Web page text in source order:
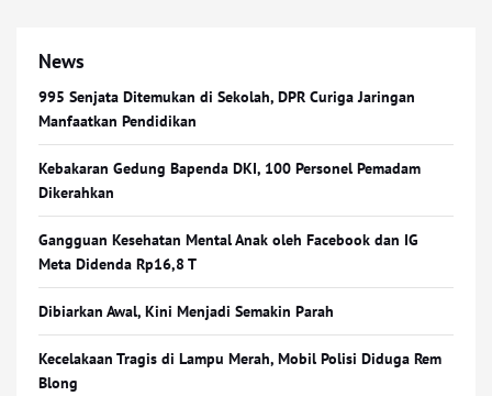
News
995 Senjata Ditemukan di Sekolah, DPR Curiga Jaringan
Manfaatkan Pendidikan
Kebakaran Gedung Bapenda DKI, 100 Personel Pemadam
Dikerahkan
Gangguan Kesehatan Mental Anak oleh Facebook dan IG
Meta Didenda Rp16,8 T
Dibiarkan Awal, Kini Menjadi Semakin Parah
Kecelakaan Tragis di Lampu Merah, Mobil Polisi Diduga Rem
Blong